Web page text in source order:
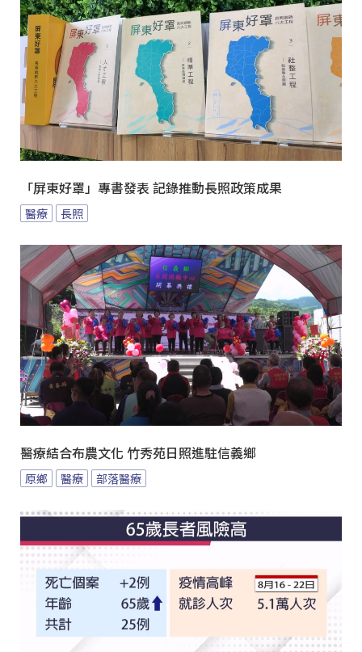
「屏東好罩」專書發表 記錄推動長照政策成果
醫療 長照
醫療結合布農文化 竹秀苑日照進駐信義鄉
原鄉 醫療 部落醫療